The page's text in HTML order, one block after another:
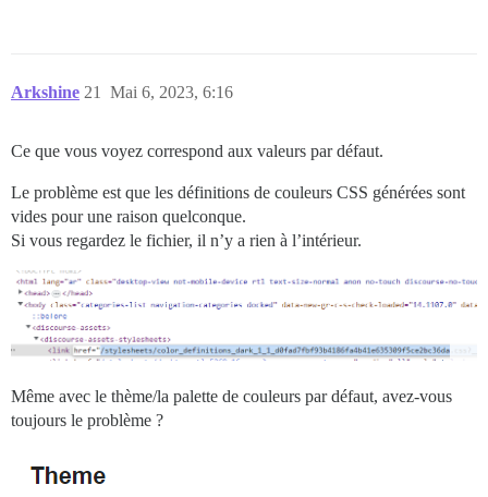
Arkshine Mai 6, 2023, 6:16
21
Ce que vous voyez correspond aux valeurs par défaut.
Le problème est que les définitions de couleurs CSS générées sont
vides pour une raison quelconque.
Si vous regardez le fichier, il n’y a rien à l’intérieur.
Même avec le thème/la palette de couleurs par défaut, avez-vous
toujours le problème ?